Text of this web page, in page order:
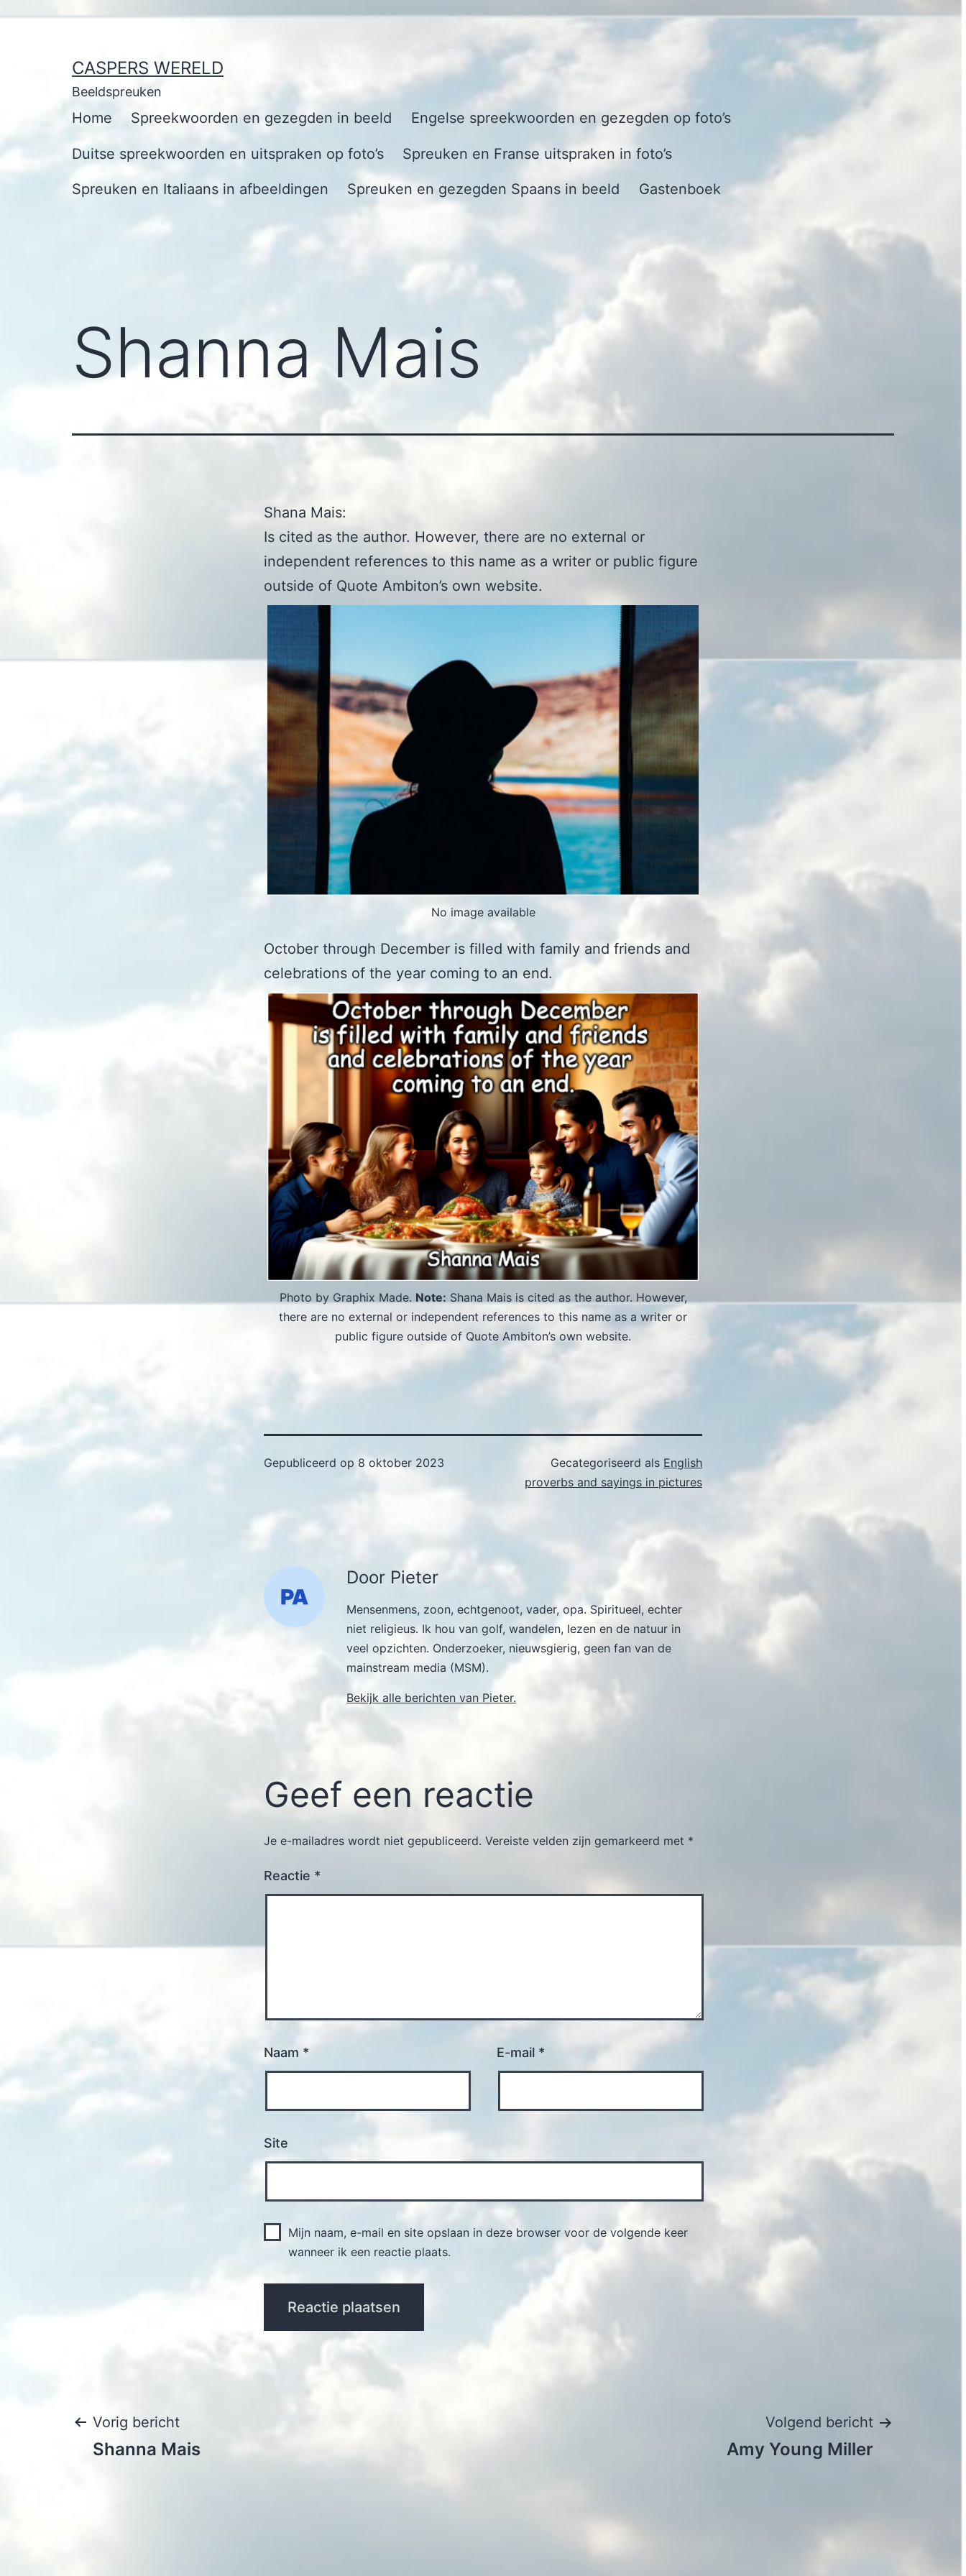
CASPERS WERELD
Beeldspreuken
Home Spreekwoorden en gezegden in beeld Engelse spreekwoorden en gezegden op foto’s
Duitse spreekwoorden en uitspraken op foto’s Spreuken en Franse uitspraken in foto’s
Spreuken en Italiaans in afbeeldingen Spreuken en gezegden Spaans in beeld Gastenboek
Shanna Mais
Shana Mais:
Is cited as the author. However, there are no external or
independent references to this name as a writer or public figure
outside of Quote Ambiton’s own website.
No image available
October through December is filled with family and friends and
celebrations of the year coming to an end.
Photo by Graphix Made. Note: Shana Mais is cited as the author. However,
there are no external or independent references to this name as a writer or
public figure outside of Quote Ambiton’s own website.
Gepubliceerd op 8 oktober 2023 Gecategoriseerd als English
proverbs and sayings in pictures
Door Pieter
Mensenmens, zoon, echtgenoot, vader, opa. Spiritueel, echter
niet religieus. Ik hou van golf, wandelen, lezen en de natuur in
veel opzichten. Onderzoeker, nieuwsgierig, geen fan van de
mainstream media (MSM).
Bekijk alle berichten van Pieter.
Geef een reactie
Je e-mailadres wordt niet gepubliceerd. Vereiste velden zijn gemarkeerd met *
Reactie *
Naam * E-mail *
Site
Mijn naam, e-mail en site opslaan in deze browser voor de volgende keer
wanneer ik een reactie plaats.
Bericht
Vorig bericht
Shanna Mais
Volgend bericht
Amy Young Miller